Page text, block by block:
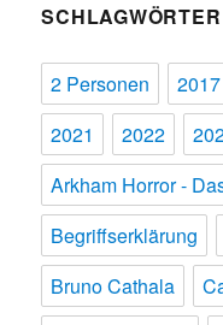
SCHLAGWÖRTER
2 Personen 2017
2021
2022
Arkham Horror -
Begriffserklärung
Bruno Cathala